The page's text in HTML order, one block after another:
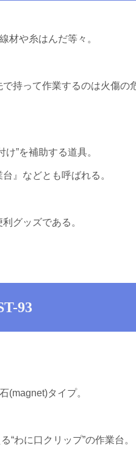
材や糸はんだ等々。
持って作業するのは火傷の
”を補助する道具。
』などとも呼ばれる。
グッズである。
93
(magnet)タイプ。
“わに口クリップ”の作業台。